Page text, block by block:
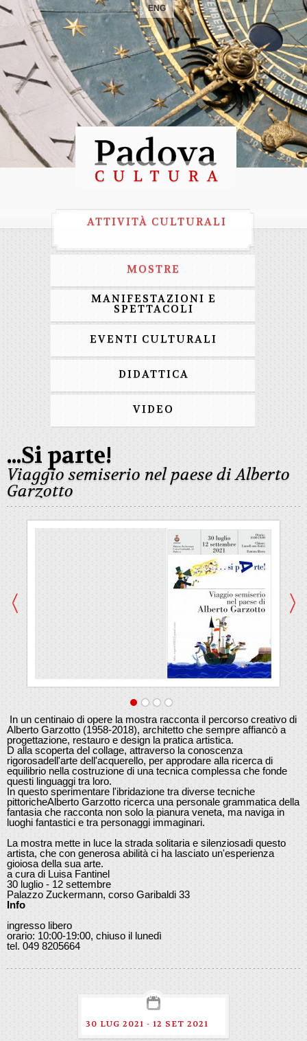
ENG
ATTIVITÀ CULTURALI
MOSTRE
MANIFESTAZIONI E
SPETTACOLI
EVENTI CULTURALI
DIDATTICA
VIDEO
...Si parte!
Viaggio semiserio nel paese di Alberto
Garzotto
In un centinaio di opere la mostra racconta il percorso creativo di
Alberto Garzotto (1958-2018), architetto che sempre affiancò a
progettazione, restauro e design la pratica artistica.
D alla scoperta del collage, attraverso la conoscenza
rigorosadell'arte dell'acquerello, per approdare alla ricerca di
equilibrio nella costruzione di una tecnica complessa che fonde
questi linguaggi tra loro.
In questo sperimentare l'ibridazione tra diverse tecniche
pittoricheAlberto Garzotto ricerca una personale grammatica della
fantasia che racconta non solo la pianura veneta, ma naviga in
luoghi fantastici e tra personaggi immaginari.
La mostra mette in luce la strada solitaria e silenziosadi questo
artista, che con generosa abilità ci ha lasciato un'esperienza
gioiosa della sua arte.
a cura di Luisa Fantinel
30 luglio - 12 settembre
Palazzo Zuckermann, corso Garibaldi 33
Info
ingresso libero
orario: 10:00-19:00, chiuso il lunedì
tel. 049 8205664
30 LUG 2021 - 12 SET 2021